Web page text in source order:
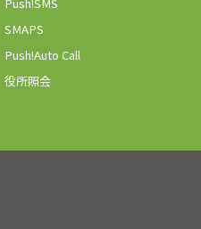
SMAPS
Push!Auto Call
役所照会